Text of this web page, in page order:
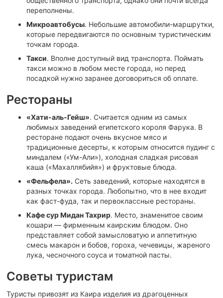
переполнены.
Микроавтобусы. Небольшие автомобили-маршрутки,
которые передвигаются по основным туристическим
точкам города.
Такси. Вполне доступный вид транспорта. Поймать
такси можно в любом месте города, но перед
посадкой нужно заранее договориться об оплате.
Рестораны
«Хати-аль-Гейш». Считается одним из самых
любимых заведений египетского короля Фарука. В
ресторане подают очень вкусное мясо и
традиционные десерты, к которым относится пудинг с
миндалем («Ум-Али»), холодная сладкая рисовая
каша («Махаллябийя») и фруктовые блюда.
«Фельфела». Сеть заведений, которые находятся в
разных точках города. Любопытно, что в нее входит
как фаст-фуда, так и первоклассные рестораны.
Кафе сур Мидан Тахрир. Место, знаменитое своим
кошари — фирменным каирским блюдом. Оно
представляет собой замысловатую и аппетитную
смесь макарон и бобов, гороха, чечевицы, жареного
лука, чесночного соуса и томатной пасты.
Советы туристам
Туристы привозят из Каира изделия из драгоценных